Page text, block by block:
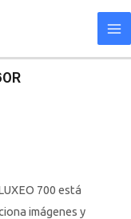
700 está
imágenes y